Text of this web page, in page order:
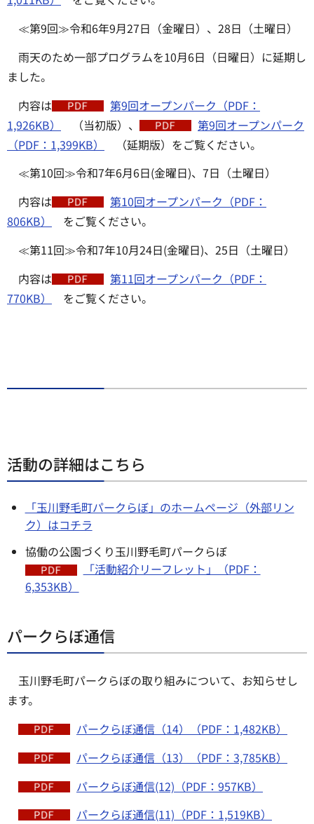
≪第9回≫令和6年9月27日（金曜日）、28日（土曜日）
雨天のため一部プログラムを10月6日（日曜日）に延期し
ました。
内容は
第9回オープンパーク（PDF：
1,926KB）
（当初版）、
第9回オープンパーク
（PDF：1,399KB）
（延期版）をご覧ください。
≪第10回≫令和7年6月6日(金曜日)、7日（土曜日）
内容は
第10回オープンパーク（PDF：
806KB）
をご覧ください。
≪第11回≫令和7年10月24日(金曜日)、25日（土曜日）
内容は
第11回オープンパーク（PDF：
770KB）
をご覧ください。
活動の詳細はこちら
「玉川野毛町パークらぼ」のホームページ（外部リン
ク）はコチラ
協働の公園づくり玉川野毛町パークらぼ
「活動紹介リーフレット」（PDF：
6,353KB）
パークらぼ通信
玉川野毛町パークらぼの取り組みについて、お知らせし
ます。
パークらぼ通信（14）（PDF：1,482KB）
パークらぼ通信（13）（PDF：3,785KB）
パークらぼ通信(12)（PDF：957KB）
パークらぼ通信(11)（PDF：1,519KB）